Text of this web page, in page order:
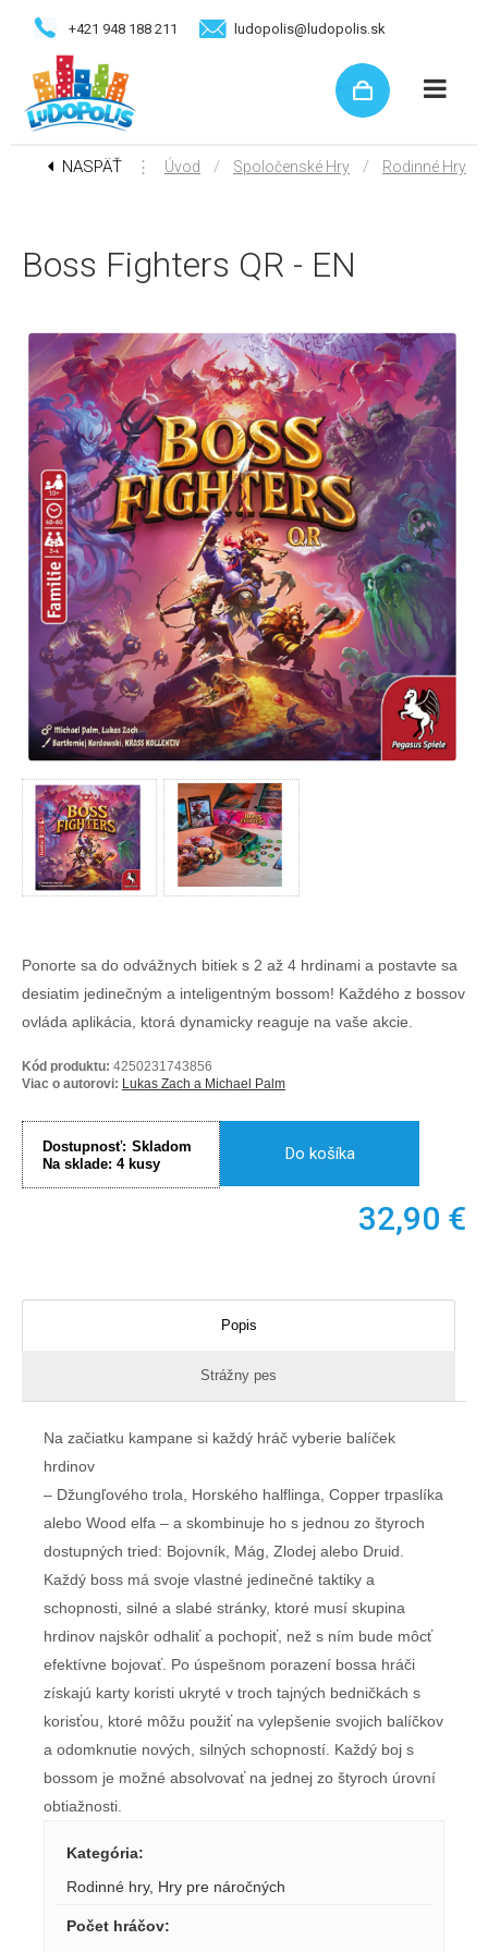
+421 948 188 211 ludopolis@ludopolis.sk
NASPÄŤ ⋮ Úvod / Spoločenské Hry / Rodinné Hry
Boss Fighters QR - EN
Ponorte sa do odvážnych bitiek s 2 až 4 hrdinami a postavte sa
desiatim jedinečným a inteligentným bossom! Každého z bossov
ovláda aplikácia, ktorá dynamicky reaguje na vaše akcie.
Kód produktu: 4250231743856
Viac o autorovi: Lukas Zach a Michael Palm
Dostupnosť: Skladom
Na sklade: 4 kusy
Do košíka
32,90 €
Popis
Strážny pes
Na začiatku kampane si každý hráč vyberie balíček
hrdinov
– Džungľového trola, Horského halflinga, Copper trpaslíka
alebo Wood elfa – a skombinuje ho s jednou zo štyroch
dostupných tried: Bojovník, Mág, Zlodej alebo Druid.
Každý boss má svoje vlastné jedinečné taktiky a
schopnosti, silné a slabé stránky, ktoré musí skupina
hrdinov najskôr odhaliť a pochopiť, než s ním bude môcť
efektívne bojovať. Po úspešnom porazení bossa hráči
získajú karty koristi ukryté v troch tajných bedničkách s
korisťou, ktoré môžu použiť na vylepšenie svojich balíčkov
a odomknutie nových, silných schopností. Každý boj s
bossom je možné absolvovať na jednej zo štyroch úrovní
obtiažnosti.
Kategória:
Rodinné hry, Hry pre náročných
Počet hráčov: